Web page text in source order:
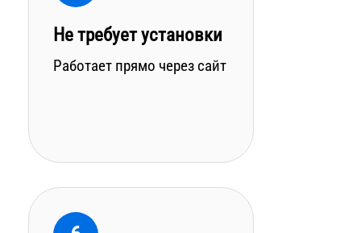
Не требует установки
Работает прямо через сайт